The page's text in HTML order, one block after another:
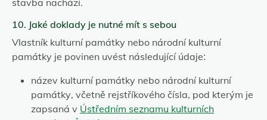
stavba nachází.
10. Jaké doklady je nutné mít s sebou
Vlastník kulturní památky nebo národní kulturní
památky je povinen uvést následující údaje:
název kulturní památky nebo národní kulturní
památky, včetně rejstříkového čísla, pod kterým je
zapsaná v Ústředním seznamu kulturních